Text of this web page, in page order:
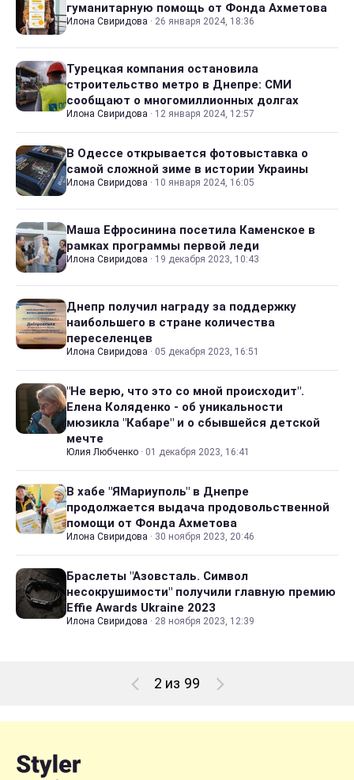
гуманитарную помощь от Фонда Ахметова
Илона Свиридова · 26 января 2024, 18:36
Турецкая компания остановила
строительство метро в Днепре: СМИ
сообщают о многомиллионных долгах
Илона Свиридова · 12 января 2024, 12:57
В Одессе открывается фотовыставка о
самой сложной зиме в истории Украины
Илона Свиридова · 10 января 2024, 16:05
Маша Ефросинина посетила Каменское в
рамках программы первой леди
Илона Свиридова · 19 декабря 2023, 10:43
Днепр получил награду за поддержку
наибольшего в стране количества
переселенцев
Илона Свиридова · 05 декабря 2023, 16:51
"Не верю, что это со мной происходит".
Елена Коляденко - об уникальности
мюзикла "Кабаре" и о сбывшейся детской
мечте
Юлия Любченко · 01 декабря 2023, 16:41
В хабе "ЯМариуполь" в Днепре
продолжается выдача продовольственной
помощи от Фонда Ахметова
Илона Свиридова · 30 ноября 2023, 20:46
Браслеты "Азовсталь. Символ
несокрушимости" получили главную премию
Effie Awards Ukraine 2023
Илона Свиридова · 28 ноября 2023, 12:39
2 из 99